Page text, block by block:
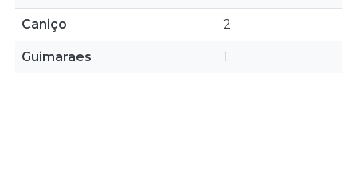
Caniço 2
Guimarães 1